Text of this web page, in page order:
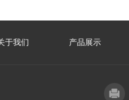
于我们 产品展示